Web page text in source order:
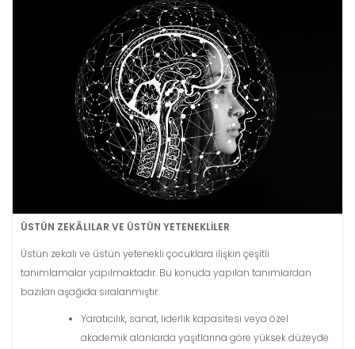
ÜSTÜN ZEKÂLILAR VE ÜSTÜN YETENEKLİLER
Üstün zekalı ve üstün yetenekli çocuklara ilişkin çeşitli
tanımlamalar yapılmaktadır. Bu konuda yapılan tanımlardan
bazıları aşağıda sıralanmıştır:
Yaratıcılık, sanat, liderlik kapasitesi veya özel
akademik alanlarda yaşıtlarına göre yüksek düzeyde